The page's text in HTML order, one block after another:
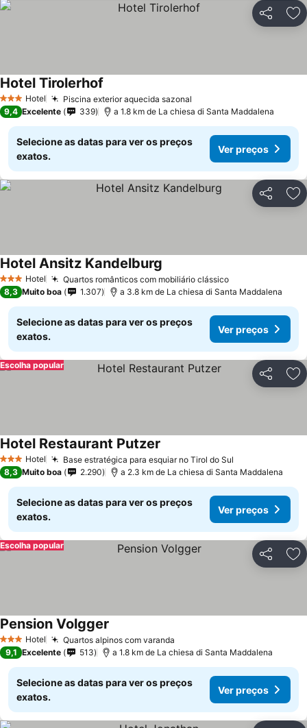
Partilhar
3 EstrelasHotel Piscina exterior aquecida sazonal
Hotel Tirolerhof
9,4 Excelente 339 a 1.8 km de La chiesa di Santa Maddalena
Selecione as datas para ver os preços
exatos.
Ver preços
Partilhar
3 EstrelasHotel Quartos românticos com mobiliário clássico
Hotel Ansitz Kandelburg
8,3 Muito boa 1.307 a 3.8 km de La chiesa di Santa Maddalena
Selecione as datas para ver os preços
exatos.
Ver preços
Partilhar
Escolha popular
3 EstrelasHotel Base estratégica para esquiar no Tirol do Sul
Hotel Restaurant Putzer
8,3 Muito boa 2.290 a 2.3 km de La chiesa di Santa Maddalena
Selecione as datas para ver os preços
exatos.
Ver preços
Partilhar
Escolha popular
3 EstrelasHotel Quartos alpinos com varanda
Pension Volgger
9,1 Excelente 513 a 1.8 km de La chiesa di Santa Maddalena
Selecione as datas para ver os preços
exatos.
Ver preços